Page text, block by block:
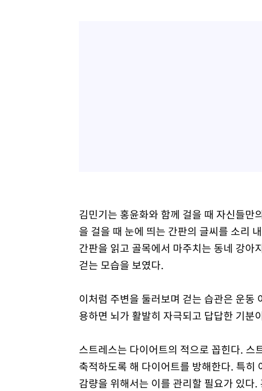
김민기는 홍윤화와 함께 걸을 때 자신들만
을 걸을 때 눈에 띄는 간판의 글씨를 소리
간판을 읽고 골목에서 마주치는 동네 강아
걷는 모습을 보였다.
이처럼 주변을 둘러보며 걷는 습관은 운동
용하면 뇌가 활발히 자극되고 답답한 기분
스트레스는 다이어트의 적으로 꼽힌다. 스
축적하도록 해 다이어트를 방해한다. 특히
감량을 위해서는 이를 관리할 필요가 있다